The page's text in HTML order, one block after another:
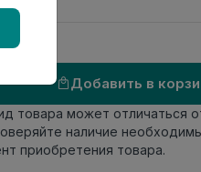
Добавить в
товара может отличаться
наличие
приобретения товара.